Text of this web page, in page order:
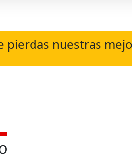
pierdas nuestras